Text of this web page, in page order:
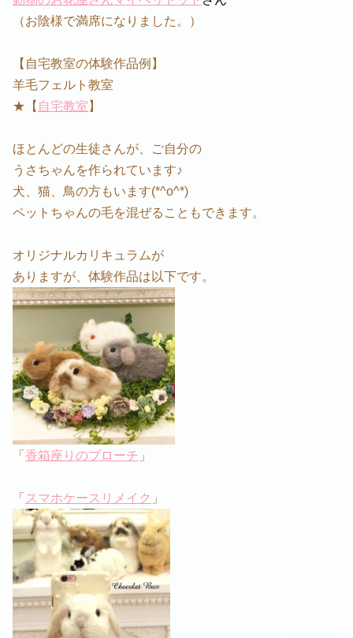
（お陰様で満席になりました。）
【自宅教室の体験作品例】
羊毛フェルト教室
★【 自宅教室 】
ほとんどの生徒さんが、ご自分の
うさちゃんを作られています♪
犬、猫、鳥の方もいます(*^o^*)
ペットちゃんの毛を混ぜることもできます。
オリジナルカリキュラムが
ありますが、体験作品は以下です。
「 香箱座りのブローチ 」
「 スマホケースリメイク 」